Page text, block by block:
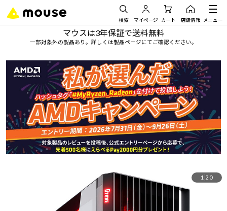
検索 マイページ カート 店舗情報 メニュー
マウスは3年保証で送料無料
一部対象外の製品あり。詳しくは製品ページにてご確認ください。
1 20